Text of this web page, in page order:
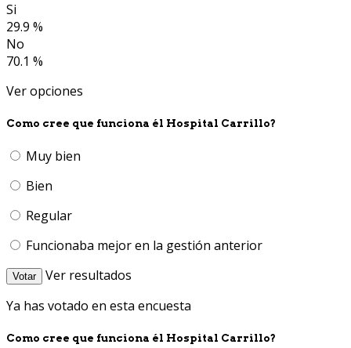
Si
29.9 %
No
70.1 %
Ver opciones
Como cree que funciona él Hospital Carrillo?
Muy bien
Bien
Regular
Funcionaba mejor en la gestión anterior
Votar
Ver resultados
Ya has votado en esta encuesta
Como cree que funciona él Hospital Carrillo?